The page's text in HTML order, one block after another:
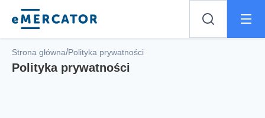
Mercator
Strona główna/Polityka prywatności
Polityka prywatności